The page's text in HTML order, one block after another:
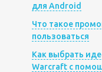
для Android
Что такое
пользоваться
Как выбрать
Warcraft с